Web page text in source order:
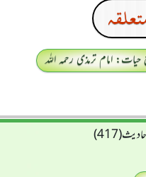
حیات: امام ترمذی رحمہ اللہ
(417)